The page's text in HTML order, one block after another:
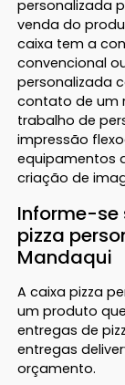
personalizada
venda do
caixa tem a
convencional
personalizada
contato de um
trabalho de
impressão
equipamentos
criação de
Informe-se
pizza
Mandaqui
A caixa pizza
um produto
entregas de
entregas
orçamento.